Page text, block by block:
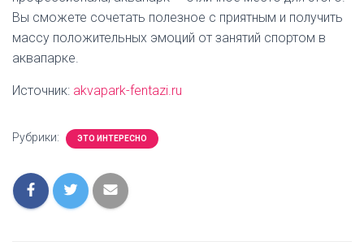
Вы сможете сочетать полезное с приятным и получить
массу положительных эмоций от занятий спортом в
аквапарке.
Источник: akvapark-fentazi.ru
Рубрики: ЭТО ИНТЕРЕСНО